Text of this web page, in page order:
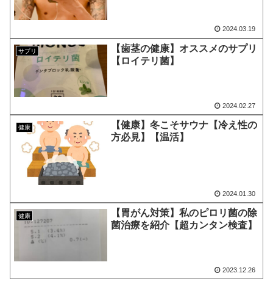
2024.03.19
サプリ
【歯茎の健康】オススメのサプリ
【ロイテリ菌】
2024.02.27
健康
【健康】冬こそサウナ【冷え性の
方必見】【温活】
2024.01.30
健康
【胃がん対策】私のピロリ菌の除
菌治療を紹介【超カンタン検査】
2023.12.26